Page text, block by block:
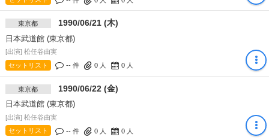
東京都 1990/06/21 (木)
日本武道館 (東京都)
[出演] 松任谷由実
セットリスト
-- 件 0人 0人
東京都 1990/06/22 (金)
日本武道館 (東京都)
[出演] 松任谷由実
セットリスト
-- 件 0人 0人